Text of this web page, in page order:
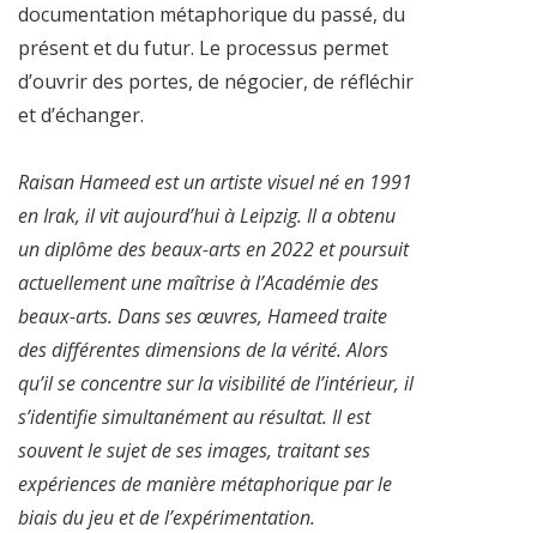
documentation métaphorique du passé, du
présent et du futur. Le processus permet
d’ouvrir des portes, de négocier, de réfléchir
et d’échanger.
Raisan Hameed est un artiste visuel né en 1991
en Irak, il vit aujourd’hui à Leipzig. Il a obtenu
un diplôme des beaux-arts en 2022 et poursuit
actuellement une maîtrise à l’Académie des
beaux-arts. Dans ses œuvres, Hameed traite
des différentes dimensions de la vérité. Alors
qu’il se concentre sur la visibilité de l’intérieur, il
s’identifie simultanément au résultat. Il est
souvent le sujet de ses images, traitant ses
expériences de manière métaphorique par le
biais du jeu et de l’expérimentation.